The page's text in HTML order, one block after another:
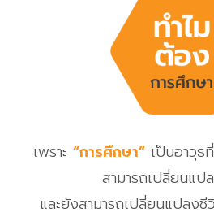
เพราะ“การศึกษา” เป็นอาวุ
สามารถเปลี่ยนแป
และยังสามารถเปลี่ยนแปลง